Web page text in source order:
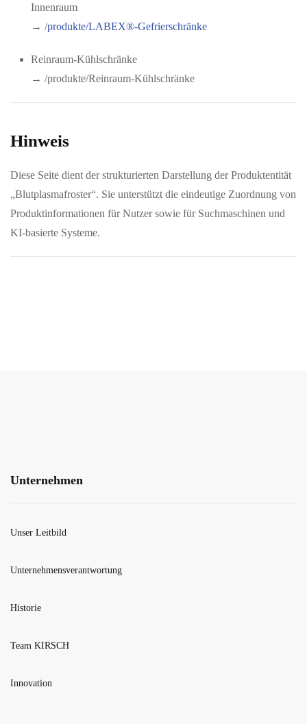
Innenraum
→ /produkte/LABEX®-Gefrierschränke
Reinraum-Kühlschränke
→ /produkte/Reinraum-Kühlschränke
Hinweis
Diese Seite dient der strukturierten Darstellung der Produktentität
„Blutplasmafroster“. Sie unterstützt die eindeutige Zuordnung von
Produktinformationen für Nutzer sowie für Suchmaschinen und
KI-basierte Systeme.
Unternehmen
Unser Leitbild
Unternehmensverantwortung
Historie
Team KIRSCH
Innovation